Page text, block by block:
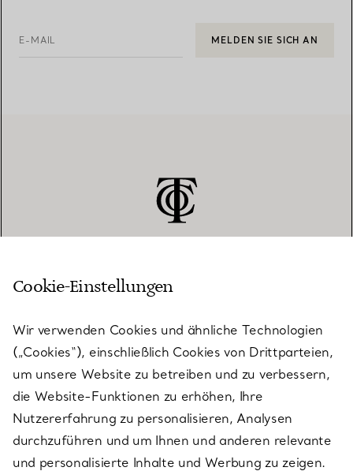
E-MAIL MELDEN SIE SICH AN
KUNDENSERVICE
SERVICES
ÜBER TIFFANY & CO.
Cookie-Einstellungen
Wir verwenden Cookies und ähnliche Technologien
(„Cookies“), einschließlich Cookies von Drittparteien,
um unsere Website zu betreiben und zu verbessern,
die Website-Funktionen zu erhöhen, Ihre
Nutzererfahrung zu personalisieren, Analysen
durchzuführen und um Ihnen und anderen relevante
und personalisierte Inhalte und Werbung zu zeigen.